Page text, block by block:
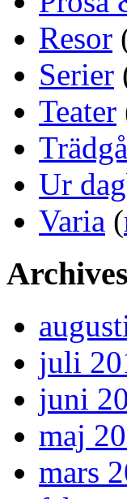
Resor
Serier
Teater
Ur
Varia (
juli
juni
maj
mars